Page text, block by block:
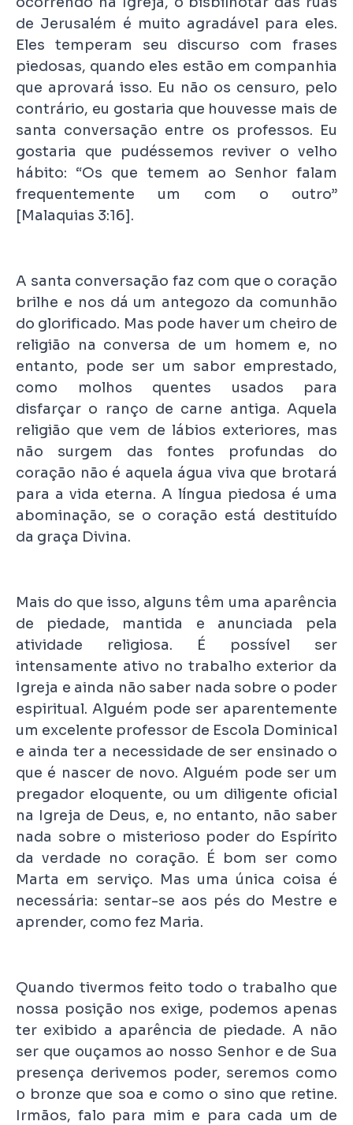
de Jerusalém é muito agradável para eles.
Eles temperam seu discurso com frases
piedosas, quando eles estão em companhia
que aprovará isso. Eu não os censuro, pelo
contrário, eu gostaria que houvesse mais de
santa conversação entre os professos. Eu
gostaria que pudéssemos reviver o velho
hábito: “Os que temem ao Senhor falam
frequentemente um com o outro”
[Malaquias 3:16].
A santa conversação faz com que o coração
brilhe e nos dá um antegozo da comunhão
do glorificado. Mas pode haver um cheiro de
religião na conversa de um homem e, no
entanto, pode ser um sabor emprestado,
como molhos quentes usados para
disfarçar o ranço de carne antiga. Aquela
religião que vem de lábios exteriores, mas
não surgem das fontes profundas do
coração não é aquela água viva que brotará
para a vida eterna. A língua piedosa é uma
abominação, se o coração está destituído
da graça Divina.
Mais do que isso, alguns têm uma aparência
de piedade, mantida e anunciada pela
atividade religiosa. É possível ser
intensamente ativo no trabalho exterior da
Igreja e ainda não saber nada sobre o poder
espiritual. Alguém pode ser aparentemente
um excelente professor de Escola Dominical
e ainda ter a necessidade de ser ensinado o
que é nascer de novo. Alguém pode ser um
pregador eloquente, ou um diligente oficial
na Igreja de Deus, e, no entanto, não saber
nada sobre o misterioso poder do Espírito
da verdade no coração. É bom ser como
Marta em serviço. Mas uma única coisa é
necessária: sentar-se aos pés do Mestre e
aprender, como fez Maria.
Quando tivermos feito todo o trabalho que
nossa posição nos exige, podemos apenas
ter exibido a aparência de piedade. A não
ser que ouçamos ao nosso Senhor e de Sua
presença derivemos poder, seremos como
o bronze que soa e como o sino que retine.
Irmãos, falo para mim e para cada um de